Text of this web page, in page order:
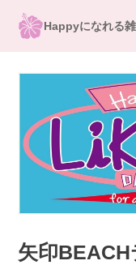
Happyになれる
矢印